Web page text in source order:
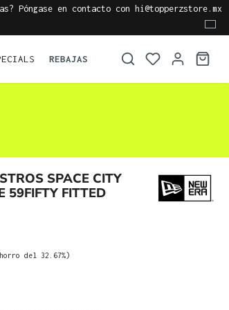
Póngase en contacto con hi@topperzstore.mx
REBAJAS
SPACE CITY
59FIFTY FITTED
del 32.67%)